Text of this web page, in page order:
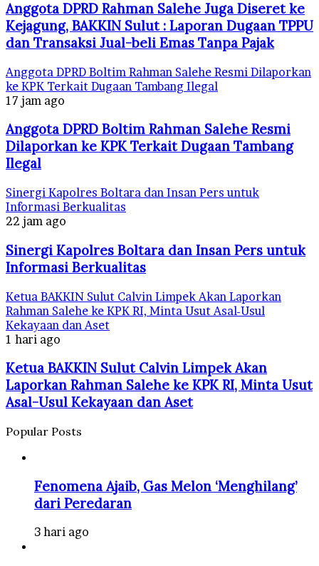
Anggota DPRD Rahman Salehe Juga Diseret ke
Kejagung, BAKKIN Sulut : Laporan Dugaan TPPU
dan Transaksi Jual-beli Emas Tanpa Pajak
Anggota DPRD Boltim Rahman Salehe Resmi Dilaporkan
ke KPK Terkait Dugaan Tambang Ilegal
17 jam ago
Anggota DPRD Boltim Rahman Salehe Resmi
Dilaporkan ke KPK Terkait Dugaan Tambang
Ilegal
Sinergi Kapolres Boltara dan Insan Pers untuk
Informasi Berkualitas
22 jam ago
Sinergi Kapolres Boltara dan Insan Pers untuk
Informasi Berkualitas
Ketua BAKKIN Sulut Calvin Limpek Akan Laporkan
Rahman Salehe ke KPK RI, Minta Usut Asal-Usul
Kekayaan dan Aset
1 hari ago
Ketua BAKKIN Sulut Calvin Limpek Akan
Laporkan Rahman Salehe ke KPK RI, Minta Usut
Asal-Usul Kekayaan dan Aset
Popular Posts
Fenomena Ajaib, Gas Melon ‘Menghilang’
dari Peredaran
3 hari ago